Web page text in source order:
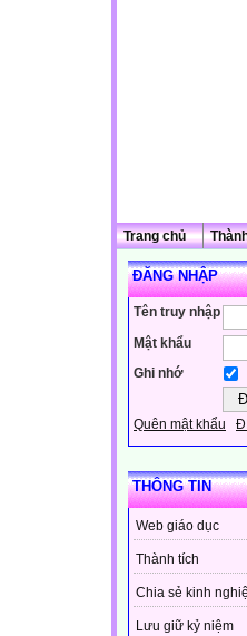
Trang chủ
ĐĂNG NHẬP
Tên truy nhập
Mật khẩu
Ghi nhớ
Quên mật khẩu
THÔNG TIN
Web giáo dục
Thành tích
Chia sẻ kinh
Lưu giữ kỷ niệm